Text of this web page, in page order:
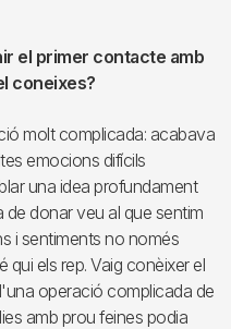
el primer contacte amb
coneixes?
molt complicada: acabava
emocions difícils
una idea profundament
donar veu al que sentim
i sentiments no només
qui els rep. Vaig conèixer el
operació complicada de
amb prou feines podia